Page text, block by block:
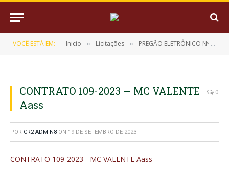
VOCÊ ESTÁ EM: Inicio » Licitações » PREGÃO ELETRÔNICO Nº 01/2023 (REGISTRO DE PREÇO PARA EVENTUAL AQUISIÇÃO DE MEDICAMENTOS E MATERIAL TÉCNICO HOSPITALAR)
CONTRATO 109-2023 – MC VALENTE
Aass
0
POR CR2-ADMIN8 ON 19 DE SETEMBRO DE 2023
CONTRATO 109-2023 - MC VALENTE Aass